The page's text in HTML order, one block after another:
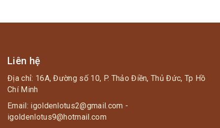
Liên hệ
Địa chỉ: 16A, Đường số 10, P. Thảo Điền, Thủ Đức, Tp Hồ
Chí Minh
Email: igoldenlotus2@gmail.com -
igoldenlotus9@hotmail.com